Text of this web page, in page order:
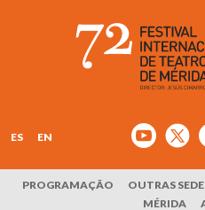
ES EN
PROGRAMAÇÃO OUTRAS
MÉRIDA